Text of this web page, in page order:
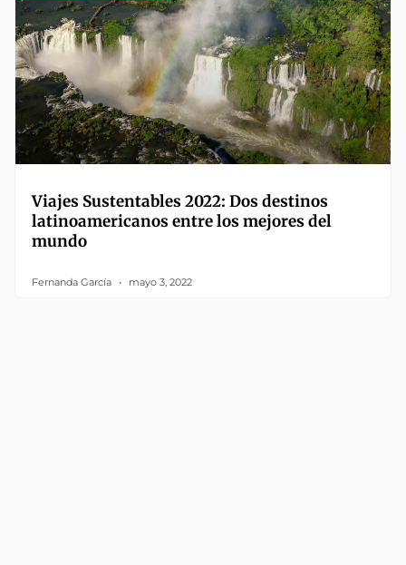
Viajes Sustentables 2022: Dos destinos
latinoamericanos entre los mejores del
mundo
Fernanda García mayo 3, 2022